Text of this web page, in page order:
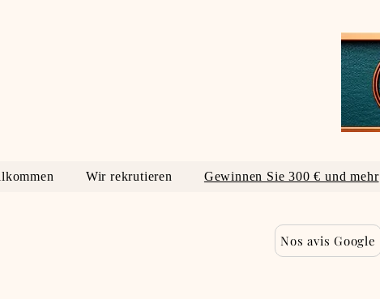
Wir rekrutieren Gewinnen Sie 300 € und mehr
Nos avis Google